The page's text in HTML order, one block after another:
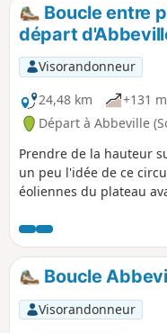
Boucle entre
départ
Visorandonneur
24,48 km
+131 m
Départ à Abbeville
Prendre de la hauteur
un peu l'idée de ce
éoliennes du plateau
parcours qui monte et
Boucle
Visorandonneur